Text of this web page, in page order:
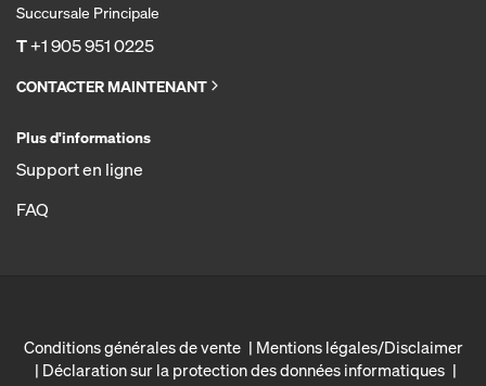
Succursale Principale
T+1 905 951 0225
CONTACTER MAINTENANT
Plus d'informations
Support en ligne
FAQ
Conditions générales de vente
Mentions légales/Disclaimer
Déclaration sur la protection des données informatiques